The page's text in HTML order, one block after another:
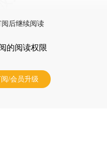
阅后继续阅读
的阅读权限
/会员升级